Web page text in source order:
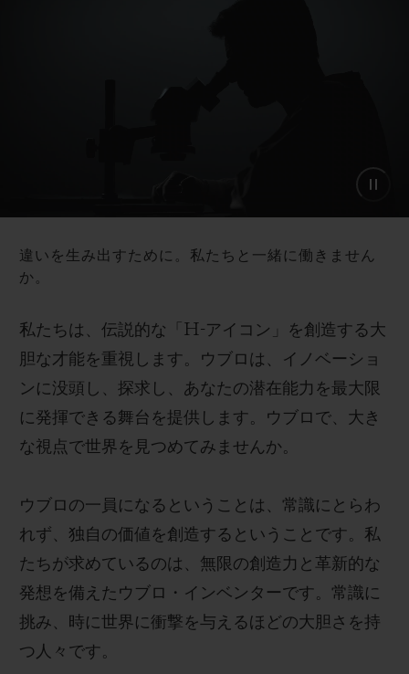
違いを生み出すために。私たちと一緒に働きません
か。
私たちは、伝説的な「H-アイコン」を創造する大
胆な才能を重視します。ウブロは、イノベーショ
ンに没頭し、探求し、あなたの潜在能力を最大限
に発揮できる舞台を提供します。ウブロで、大き
な視点で世界を見つめてみませんか。
ウブロの一員になるということは 、常識にとらわ
れず、独自の価値を創造するということです。私
たちが求めているのは、無限の創造力と革新的な
発想を備えたウブロ・インベンターです。常識に
挑み、時に世界に衝撃を与えるほどの大胆さを持
つ人々です。